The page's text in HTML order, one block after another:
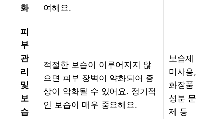
화
여해요.
피
부
관
리
및
보
습
적절한 보습이 이루어지지 않
으면 피부 장벽이 약화되어 증
상이 악화될 수 있어요. 정기적
인 보습이 매우 중요해요.
보습제
미사용,
화장품
성분 문
제 등